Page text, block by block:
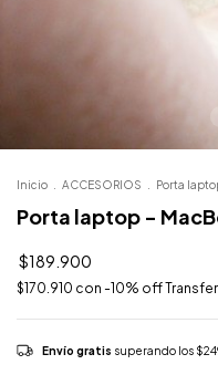
Inicio ACCESORIOS Porta
Porta laptop -
$189.900
$170.910 con -10% off
Envío gratis superando los